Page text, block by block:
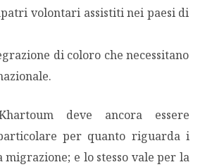
volontari assistiti nei paesi di
di coloro che necessitano
deve ancora essere
per quanto riguarda i
e lo stesso vale per la